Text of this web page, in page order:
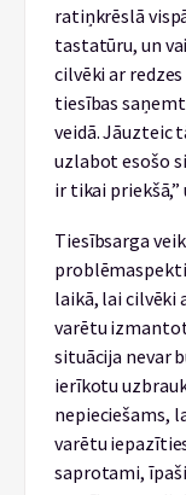
ratiņkrēslā
tastatūru, un
cilvēki ar
tiesības
veidā. Jāuzteic
uzlabot esošo
ir tikai
Tiesībsarga
laikā, lai cilvēki
varētu
situācija nevar
ierīkotu
nepieciešams,
varētu
saprotami,